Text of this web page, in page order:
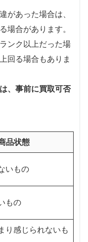
があった場合は、
場合があります。
ンク以上だった場
回る場合もありま
、事前に買取可否
品状態
いもの
もの
り感じられないも